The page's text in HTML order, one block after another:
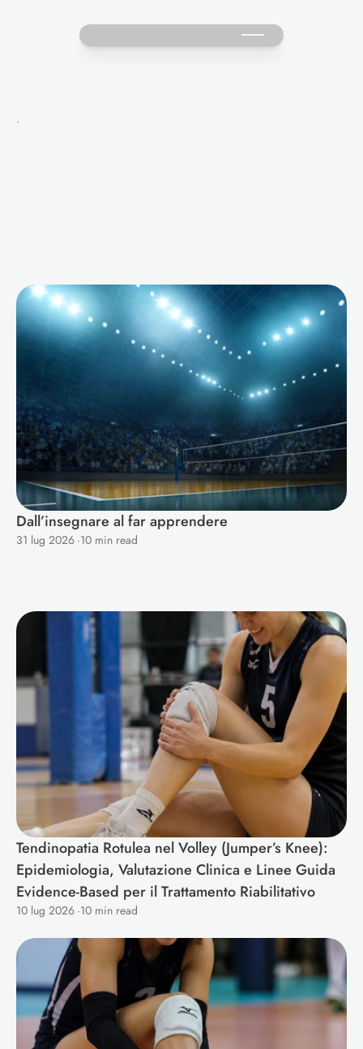
·
MoreBlogsforYou
Dall’insegnare al far apprendere
31 lug 2026 ·10 min read
Tendinopatia Rotulea nel Volley (Jumper’s Knee):
Epidemiologia, Valutazione Clinica e Linee Guida
Evidence-Based per il Trattamento Riabilitativo
10 lug 2026 ·10 min read